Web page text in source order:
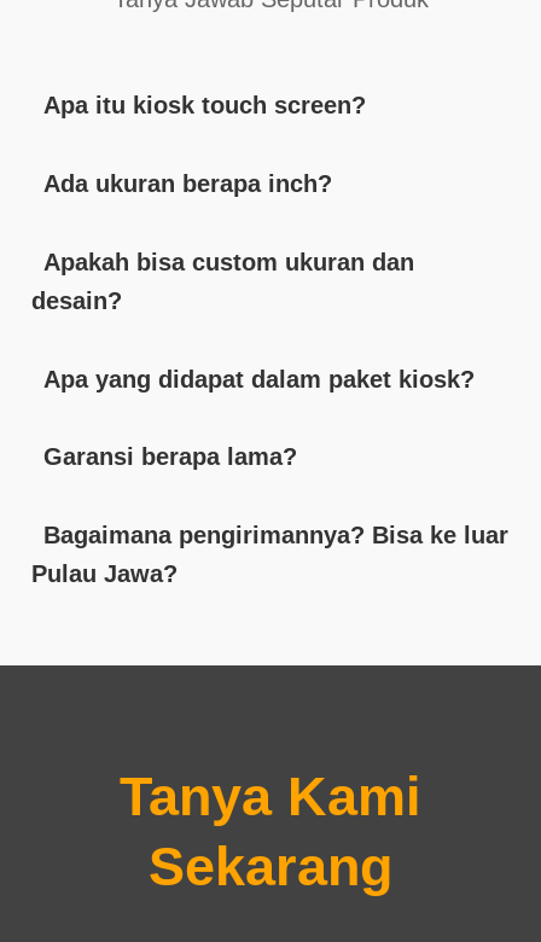
Apa itu kiosk touch screen?
Ada ukuran berapa inch?
Apakah bisa custom ukuran dan
desain?
Apa yang didapat dalam paket kiosk?
Garansi berapa lama?
Bagaimana pengirimannya? Bisa ke luar
Pulau Jawa?
Tanya Kami
Sekarang